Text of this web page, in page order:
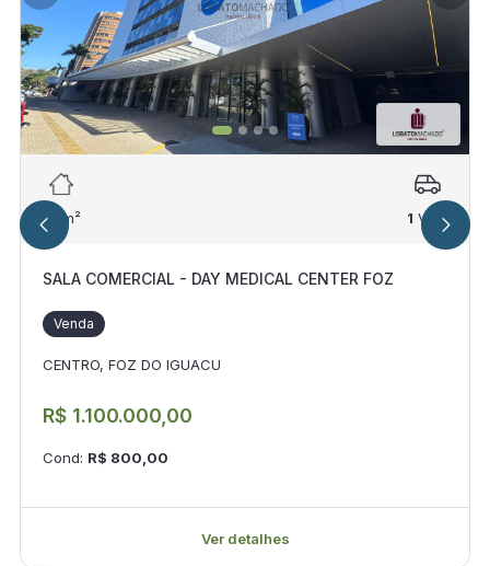
62 m² 1 Vag.
SALA COMERCIAL - DAY MEDICAL CENTER FOZ
Venda
CENTRO, FOZ DO IGUACU
R$ 1.100.000,00
Cond: R$ 800,00
Ver detalhes